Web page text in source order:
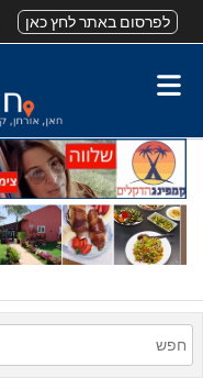
לפרסום באתר לחץ כאן